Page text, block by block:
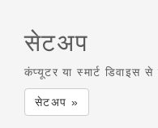
सेटअप
कंप्यूटर या स्मार्ट
सेटअप »